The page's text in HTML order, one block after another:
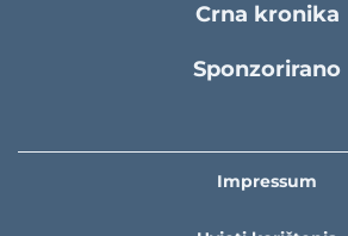
Crna kronika
Sponzorirano
Impressum